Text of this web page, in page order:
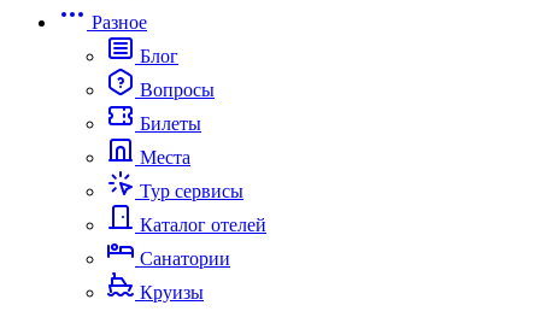
Разное
Блог
Вопросы
Билеты
Места
Тур сервисы
Каталог отелей
Санатории
Круизы